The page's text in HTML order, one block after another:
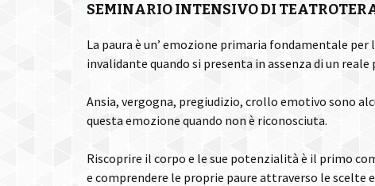
SEMINARIO INTENSIVO DI
La paura è un’ emozione primaria fondamentale per
invalidante quando si presenta in assenza di un reale
Ansia, vergogna, pregiudizio, crollo emotivo sono
questa emozione quando non è riconosciuta.
Riscoprire il corpo e le sue potenzialità è il primo
e comprendere le proprie paure attraverso le scelte